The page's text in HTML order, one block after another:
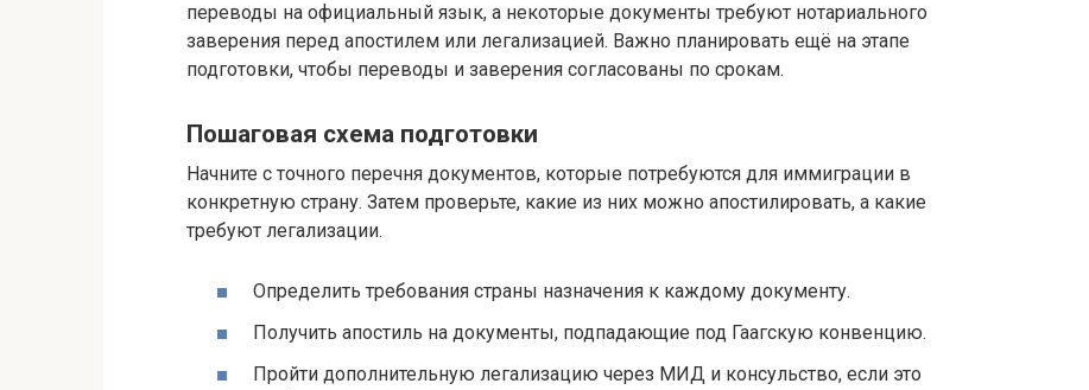
переводы на официальный язык, а некоторые документы требуют нотариального
заверения перед апостилем или легализацией. Важно планировать ещё на этапе
подготовки, чтобы переводы и заверения согласованы по срокам.
Пошаговая схема подготовки
Начните с точного перечня документов, которые потребуются для иммиграции в
конкретную страну. Затем проверьте, какие из них можно апостилировать, а какие
требуют легализации.
Определить требования страны назначения к каждому документу.
Получить апостиль на документы, подпадающие под Гаагскую конвенцию.
Пройти дополнительную легализацию через МИД и консульство, если это